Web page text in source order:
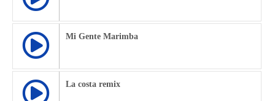
Mi Gente Marimba
La costa remix